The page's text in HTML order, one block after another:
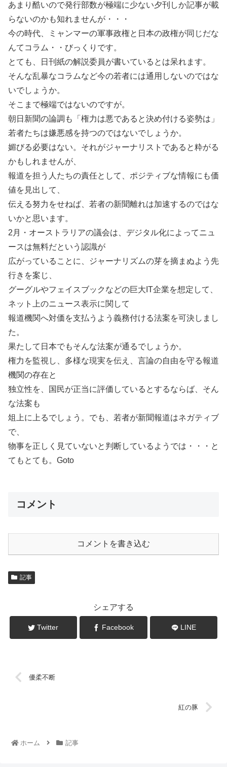
あまり酷いので発行部数が極端に少ない夕刊しか記事が載
らないのかも知れませんが・・・
今の時代、ミャンマーの軍事政権と日本の政権が同じだな
んてコラム・・びっくりです。
とても、日刊紙の解説委員が書いているとは呆れます。
そんな乱暴なコラムなど今の若者には通用しないのではな
いでしょうか。
そこまで極端ではないのですが。
朝日新聞の論調も「権力は悪であると決め付ける姿勢は」
若者たちは嫌悪感を持つのではないでしょうか。
媚びる必要はない。それがジャーナリストであると粋がる
かもしれませんが、
報道を担う人たちの責任として、ポジティブな情報にも価
値を見出して、
伝える努力をせねば、若者の新聞離れは加速するのではな
いかと思います。
2月・オーストラリアの議会は、デジタル化によってニュ
ースは無料だという認識が
広がっていることに、ジャーナリズムの芽を摘まぬよう先
行きを案じ、
グーグルやフェイスブックなどの巨大IT企業を想定して、
ネット上のニュース表示に関して
報道機関へ対価を支払うよう義務付ける法案を可決しまし
た。
果たして日本でもそんな法案が通るでしょうか。
権力を監視し、多様な現実を伝え、言論の自由を守る報道
機関の存在と
独立性を、国民が正当に評価しているとするならば、そん
な法案も
俎上に上るでしょう。でも、若者が新聞報道はネガティブ
で、
物事を正しく見ていないと判断しているようでは・・・と
てもとても。Goto
コメント
コメントを書き込む
記事
シェアする
Twitter Facebook LINE
優柔不断
紅の豚
ホーム 記事